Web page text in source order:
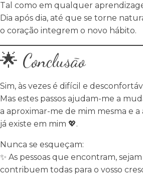
Tal como em qualquer
Dia após dia, até que se torne
o coração integrem o novo hábito.
🌟 Conclusão
Sim, às vezes é difícil e
Mas estes passos ajudam-me a
a aproximar-me de mim mesma e
já existe em mim 💖.
Nunca se esqueçam:
✨ As pessoas que encontram, sejam
contribuem todas para o vosso